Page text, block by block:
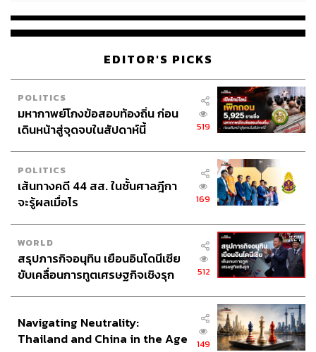
EDITOR'S PICKS
POLITICS
มหากาพย์โกงข้อสอบท้องถิ่น ก่อน
เดินหน้าสู่จุดจบในสัปดาห์นี้
519
POLITICS
เส้นทางคดี 44 สส. ในชั้นศาลฎีกา
จะรู้ผลเมื่อไร
169
WORLD
สรุปภารกิจอนุทิน เยือนอินโดนีเซีย
ขับเคลื่อนการทูตเศรษฐกิจเชิงรุก
512
Navigating Neutrality:
Thailand and China in the Age
149